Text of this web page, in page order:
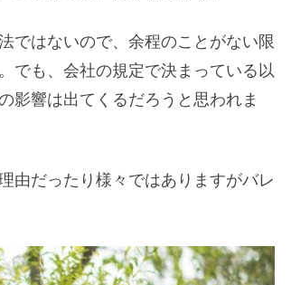
ではないので、余程のことがない限
でも、会社の規定で決まっている以
影響は出てくるだろうと思われま
由だったり様々ではありますがバレ